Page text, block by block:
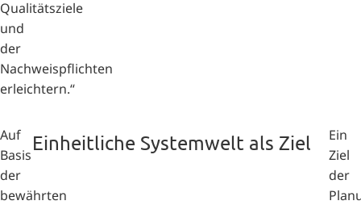
Qualitätsziele
und
der
Nachweispflichten
erleichtern.“
Auf
Basis
der
bewährten
Einheitliche Systemwelt als Ziel
Ein
Ziel
der